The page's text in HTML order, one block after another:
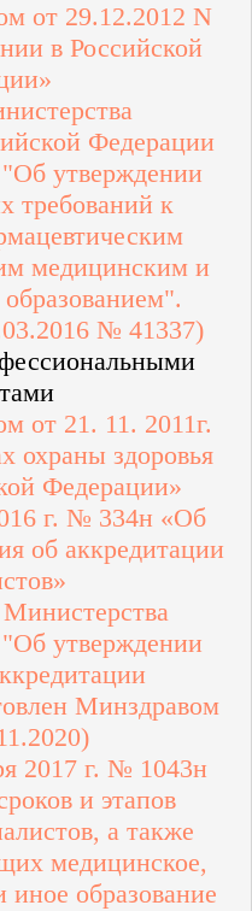
от 29.12.2012 N
в Российской
Федерации
утверждении
требований к
медицинским и
№ 41337)
от 21. 11. 2011г.
охраны здоровья
Федерации»
г. № 334н «Об
об аккредитации
утверждении
Минздравом
2017 г. № 1043н
и этапов
а также
медицинское,
иное образование